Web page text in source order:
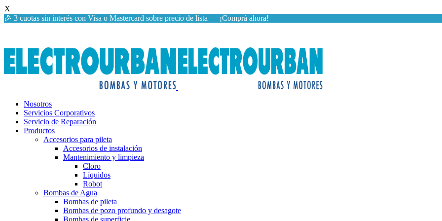
X
🎉 3 cuotas sin interés con Visa o Mastercard sobre precio de lista — ¡Comprá ahora!
Nosotros
Servicios Corporativos
Servicio de Reparación
Productos
Accesorios para pileta
Accesorios de instalación
Mantenimiento y limpieza
Cloro
Líquidos
Robot
Bombas de Agua
Bombas de pileta
Bombas de pozo profundo y desagote
Bombas de superficie